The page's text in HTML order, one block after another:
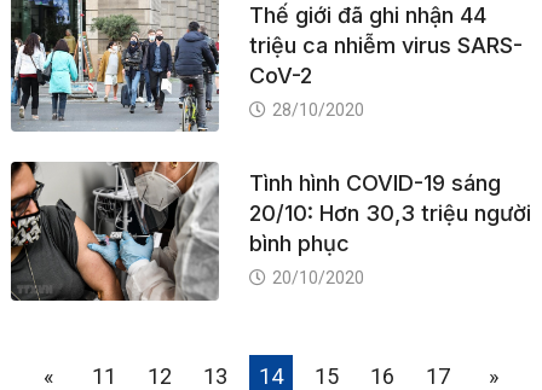
Thế giới đã ghi nhận 44
triệu ca nhiễm virus SARS-
CoV-2
28/10/2020
Tình hình COVID-19 sáng
20/10: Hơn 30,3 triệu người
bình phục
20/10/2020
« 11 12 13 14 15 16 17 »